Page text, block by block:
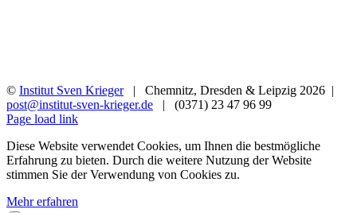
© Institut Sven Krieger| Chemnitz, Dresden & Leipzig 2026 |
post@institut-sven-krieger.de | (0371) 23 47 96 99
Facebook
YouTube
Instagram
Rss
Page load link
Diese Website verwendet Cookies, um Ihnen die bestmögliche
Erfahrung zu bieten. Durch die weitere Nutzung der Website
stimmen Sie der Verwendung von Cookies zu.
Mehr erfahren